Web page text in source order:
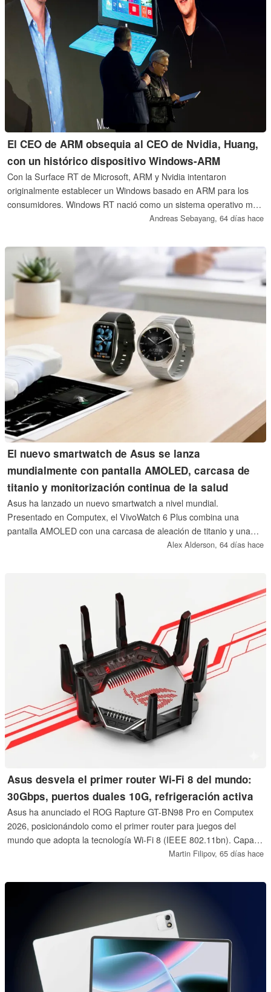
El CEO de ARM obsequia al CEO de Nvidia, Huang,
con un histórico dispositivo Windows-ARM
Con la Surface RT de Microsoft, ARM y Nvidia intentaron
originalmente establecer un Windows basado en ARM para los
consumidores. Windows RT nació como un sistema operativo muy
restringido para tabletas. Ahora, los dos socios lo han vuelto a
Andreas Sebayang, 64 días hace
El nuevo smartwatch de Asus se lanza
mundialmente con pantalla AMOLED, carcasa de
titanio y monitorización continua de la salud
Asus ha lanzado un nuevo smartwatch a nivel mundial.
Presentado en Computex, el VivoWatch 6 Plus combina una
pantalla AMOLED con una carcasa de aleación de titanio y una
monitorización continua de la salud. El nuevo smartwatch ofrece
Alex Alderson, 64 días hace
Asus desvela el primer router Wi-Fi 8 del mundo:
30Gbps, puertos duales 10G, refrigeración activa
Asus ha anunciado el ROG Rapture GT-BN98 Pro en Computex
2026, posicionándolo como el primer router para juegos del
mundo que adopta la tecnología Wi-Fi 8 (IEEE 802.11bn). Capaz
de alcanzar velocidades de hasta 30 Gbps, el dispositivo se centra
latencia mejorada y coordinación avanzada de puntos de acceso
Martin Filipov, 65 días hace